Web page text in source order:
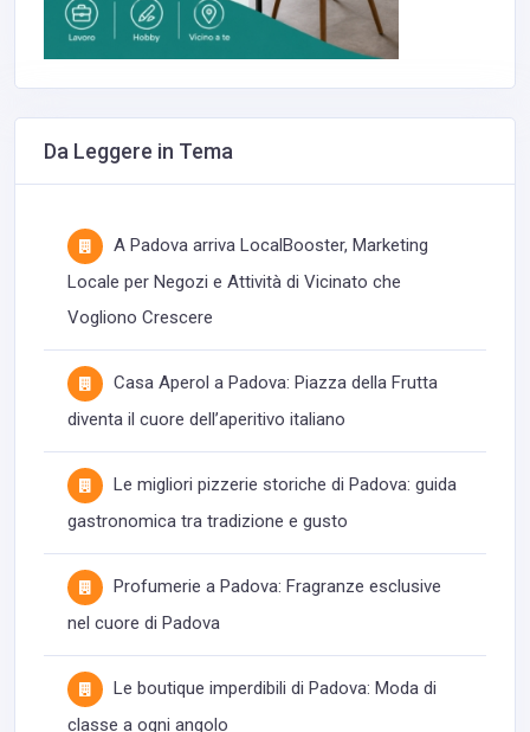
Da Leggere in Tema
A Padova arriva LocalBooster, Marketing
Locale per Negozi e Attività di Vicinato che
Vogliono Crescere
Casa Aperol a Padova: Piazza della Frutta
diventa il cuore dell’aperitivo italiano
Le migliori pizzerie storiche di Padova: guida
gastronomica tra tradizione e gusto
Profumerie a Padova: Fragranze esclusive
nel cuore di Padova
Le boutique imperdibili di Padova: Moda di
classe a ogni angolo